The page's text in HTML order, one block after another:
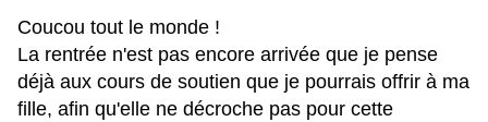
Coucou tout le monde !
La rentrée n'est pas encore arrivée que je pense
déjà aux cours de soutien que je pourrais offrir à ma
fille, afin qu'elle ne décroche pas pour cette